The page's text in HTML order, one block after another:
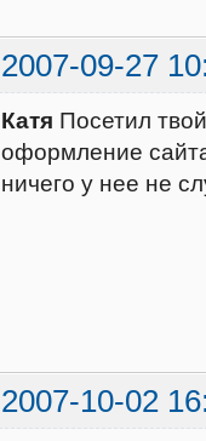
2007-09-27
Катя Посетил
оформление
ничего у нее не
2007-10-02